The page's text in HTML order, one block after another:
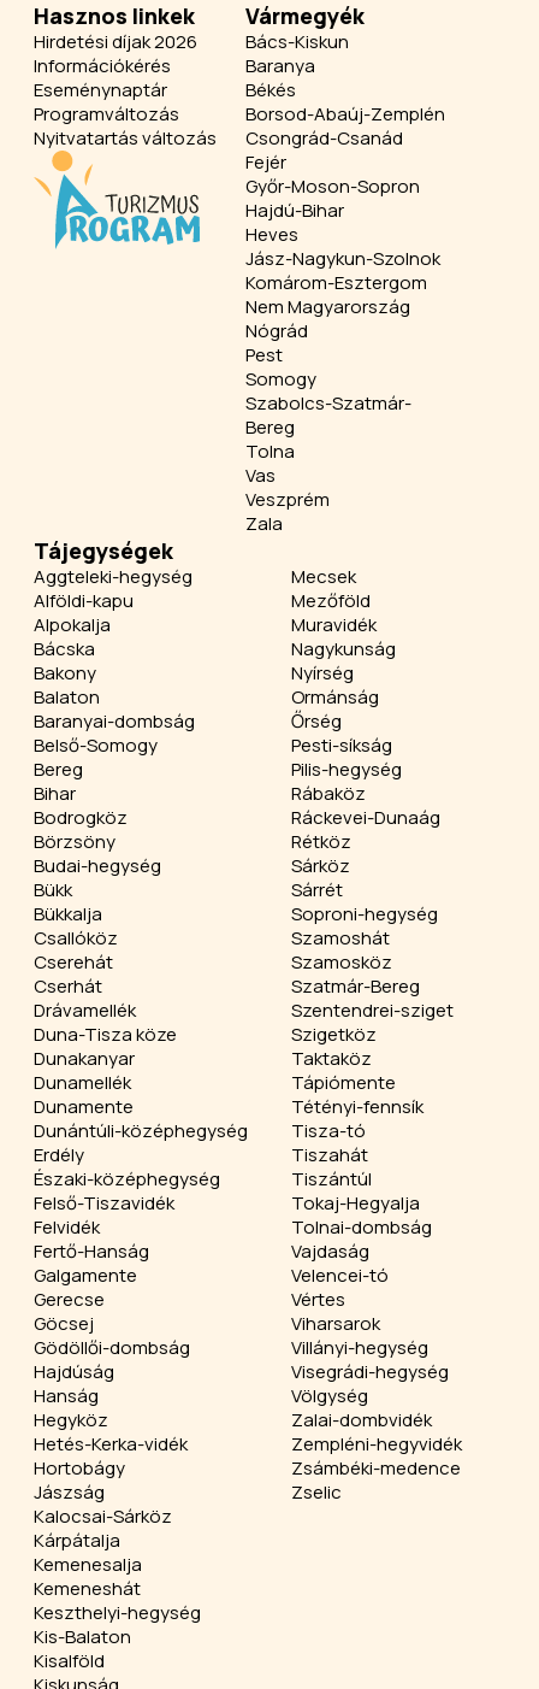
Hasznos linkek
Hirdetési díjak 2026
Információkérés
Eseménynaptár
Programváltozás
Nyitvatartás változás
Vármegyék
Bács-Kiskun
Baranya
Békés
Borsod-Abaúj-Zemplén
Csongrád-Csanád
Fejér
Győr-Moson-Sopron
Hajdú-Bihar
Heves
Jász-Nagykun-Szolnok
Komárom-Esztergom
Nem Magyarország
Nógrád
Pest
Somogy
Szabolcs-Szatmár-
Bereg
Tolna
Vas
Veszprém
Zala
Tájegységek
Aggteleki-hegység
Alföldi-kapu
Alpokalja
Bácska
Bakony
Balaton
Baranyai-dombság
Belső-Somogy
Bereg
Bihar
Bodrogköz
Börzsöny
Budai-hegység
Bükk
Bükkalja
Csallóköz
Cserehát
Cserhát
Drávamellék
Duna-Tisza köze
Dunakanyar
Dunamellék
Dunamente
Dunántúli-középhegység
Erdély
Északi-középhegység
Felső-Tiszavidék
Felvidék
Fertő-Hanság
Galgamente
Gerecse
Göcsej
Gödöllői-dombság
Hajdúság
Hanság
Hegyköz
Hetés-Kerka-vidék
Hortobágy
Jászság
Kalocsai-Sárköz
Kárpátalja
Kemenesalja
Kemeneshát
Keszthelyi-hegység
Kis-Balaton
Kisalföld
Mecsek
Mezőföld
Muravidék
Nagykunság
Nyírség
Ormánság
Őrség
Pesti-síkság
Pilis-hegység
Rábaköz
Ráckevei-Dunaág
Rétköz
Sárköz
Sárrét
Soproni-hegység
Szamoshát
Szamosköz
Szatmár-Bereg
Szentendrei-sziget
Szigetköz
Taktaköz
Tápiómente
Tétényi-fennsík
Tisza-tó
Tiszahát
Tiszántúl
Tokaj-Hegyalja
Tolnai-dombság
Vajdaság
Velencei-tó
Vértes
Viharsarok
Villányi-hegység
Visegrádi-hegység
Völgység
Zalai-dombvidék
Zempléni-hegyvidék
Zsámbéki-medence
Zselic